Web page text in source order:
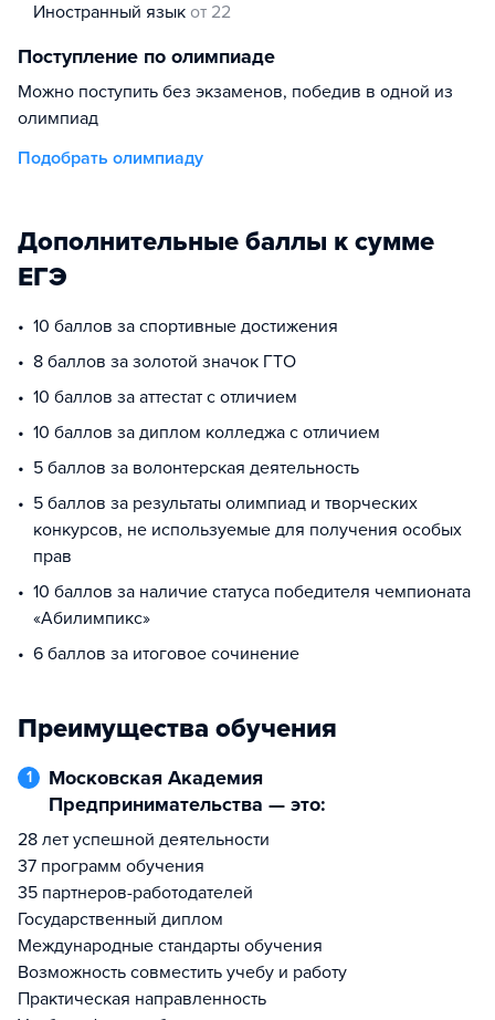
иностранный язык от 22
Поступление по олимпиаде
Можно поступить без экзаменов, победив в одной из
олимпиад
Подобрать олимпиаду
Дополнительные баллы к сумме
ЕГЭ
10 баллов за спортивные достижения
8 баллов за золотой значок ГТО
10 баллов за аттестат с отличием
10 баллов за диплом колледжа с отличием
5 баллов за волонтерская деятельность
5 баллов за результаты олимпиад и творческих
конкурсов, не используемые для получения особых
прав
10 баллов за наличие статуса победителя чемпионата
«Абилимпикс»
6 баллов за итоговое сочинение
Преимущества обучения
1
Московская Академия
Предпринимательства — это:
28 лет успешной деятельности
37 программ обучения
35 партнеров-работодателей
Государственный диплом
Международные стандарты обучения
Возможность совместить учебу и работу
Практическая направленность